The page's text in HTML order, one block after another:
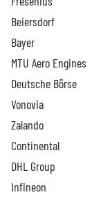
Beiersdorf
Bayer
MTU Aero Engines
Deutsche Börse
Vonovia
Zalando
Continental
DHL Group
Infineon